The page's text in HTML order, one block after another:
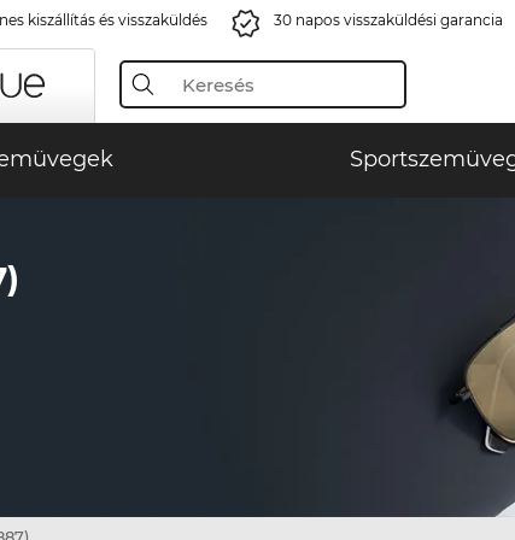
kiszállítás és visszaküldés 30 napos visszaküldési garancia